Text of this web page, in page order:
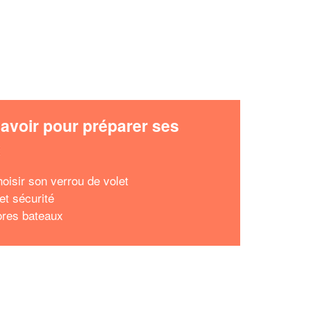
pour préparer ses
son verrou de volet
sécurité
bateaux